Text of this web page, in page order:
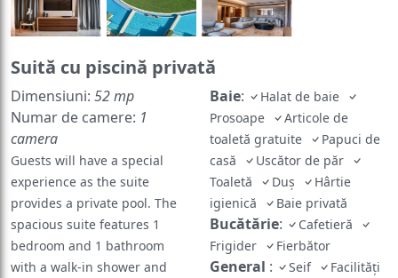
Suită cu piscină privată
Dimensiuni: 52 mp
Numar de camere: 1
camera
Guests will have a special
experience as the suite
provides a private pool. The
spacious suite features 1
bedroom and 1 bathroom
with a walk-in shower and
Baie:
Halat de baie
Prosoape
Articole de
toaletă gratuite
Papuci de
casă
Uscător de păr
Toaletă
Duș
Hârtie
igienică
Baie privată
Bucătărie:
Cafetieră
Frigider
Fierbător
General : Seif
Facilități